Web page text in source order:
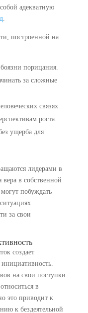
адекватную
.
построенной на
порицания.
за сложные
связях.
роста.
ущерба для
лидерами в
вера в собственной
побуждать
за свои
создает
на свои поступки
в
это приводит к
к бездеятельной